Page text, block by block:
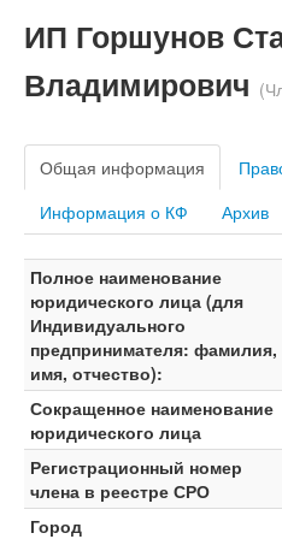
ИП Горшунов
Владимирович
Общая информация
Информация о КФ
Архив
Полное наименование
юридического лица (для
Индивидуального
предпринимателя: фамилия,
имя, отчество):
Сокращенное наименование
юридического лица
Регистрационный номер
члена в реестре СРО
Город